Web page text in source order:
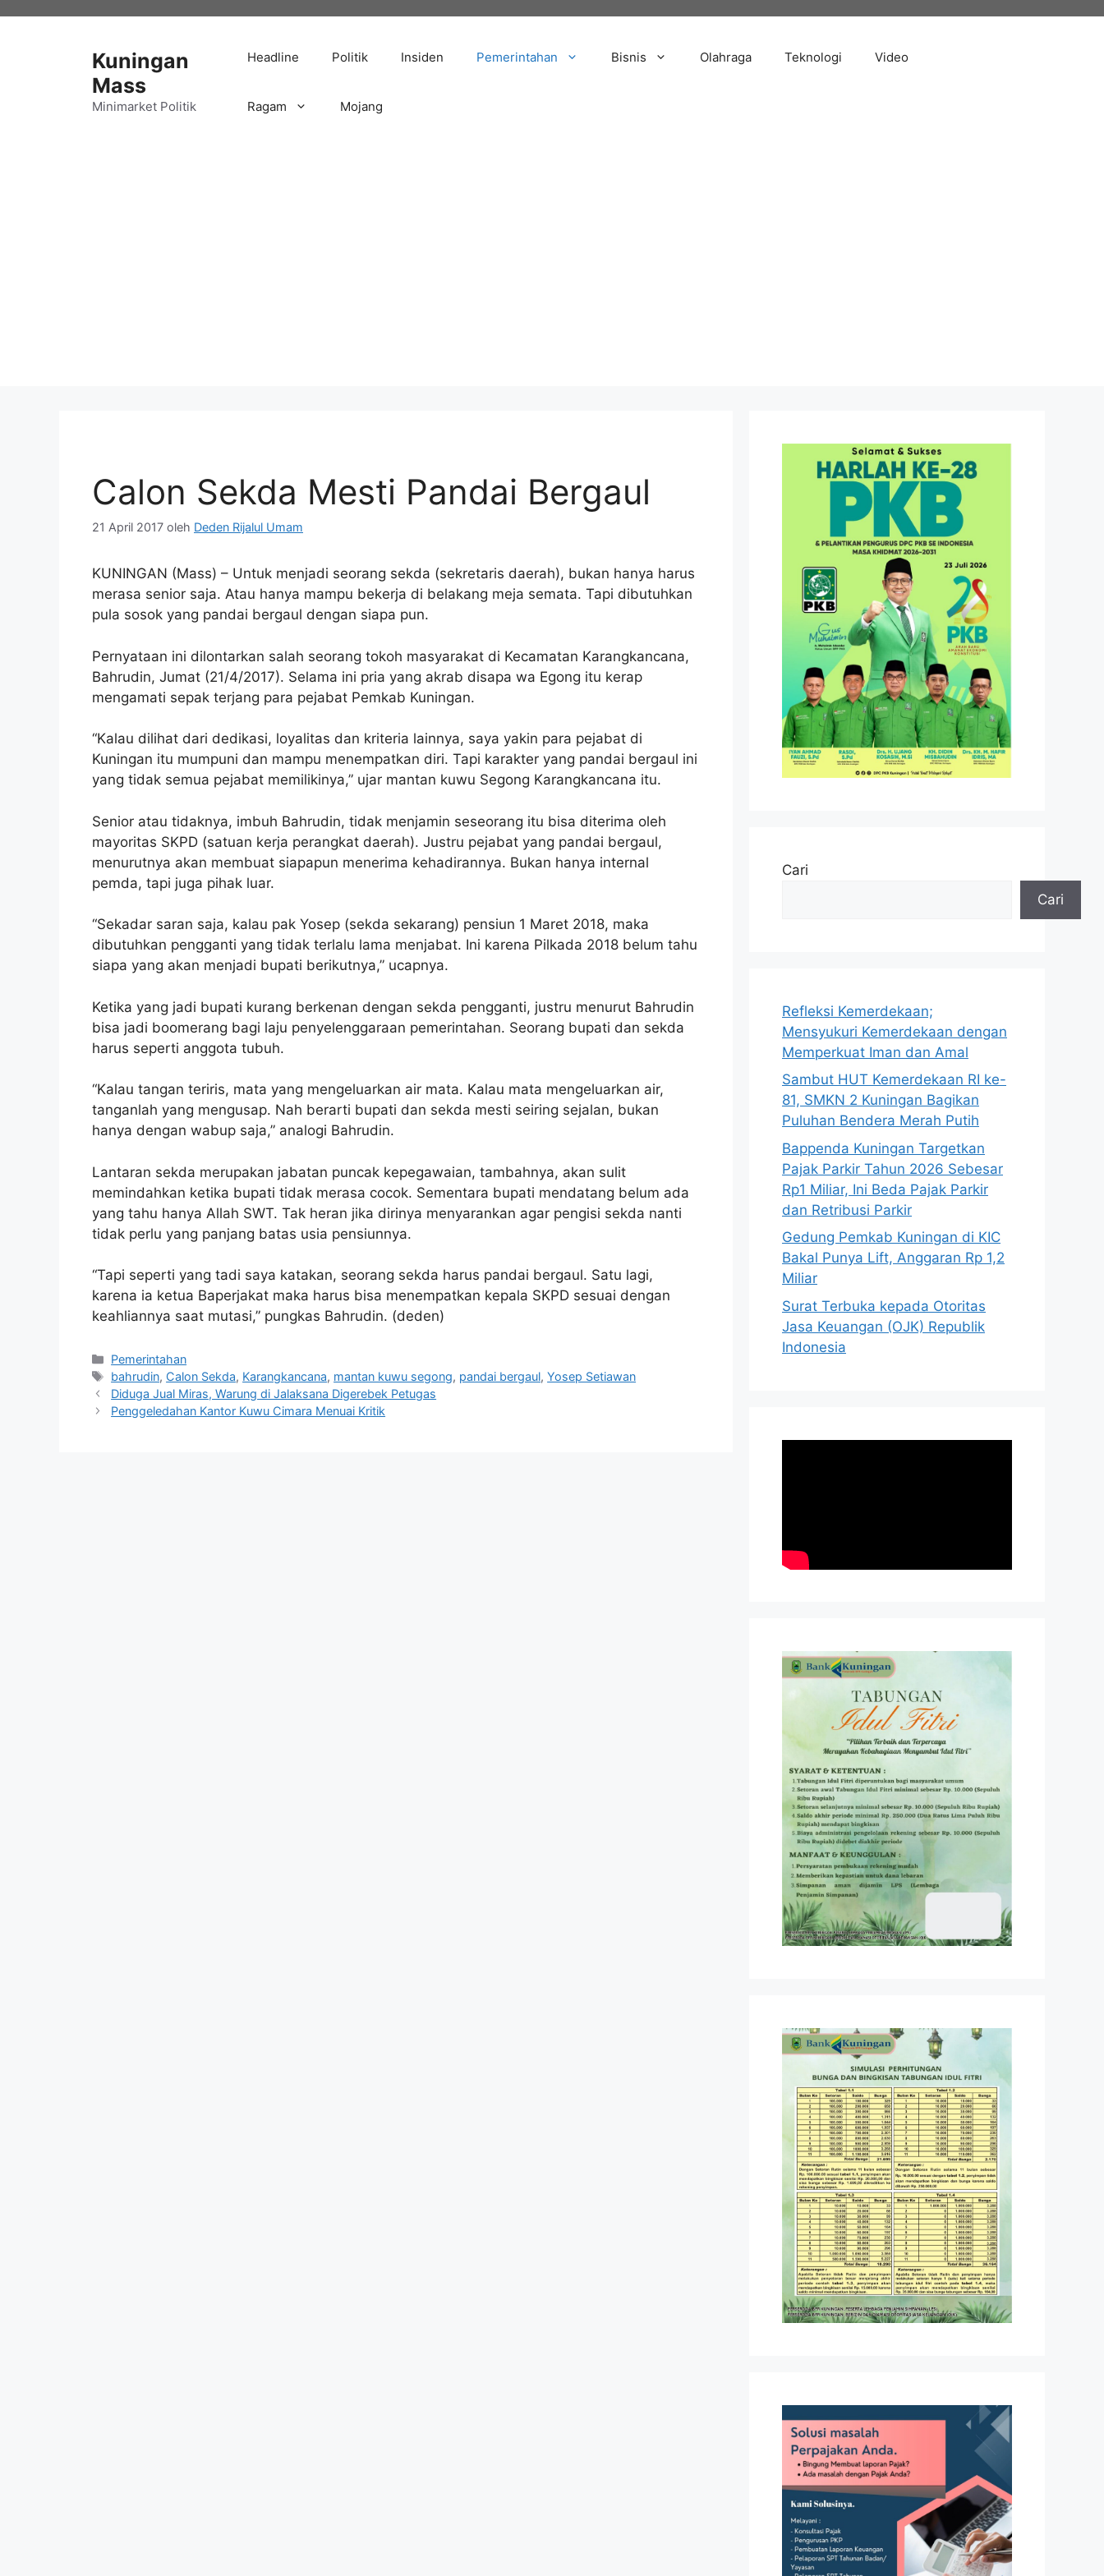
Kuningan
Mass
Minimarket Politik
Headline Politik Insiden Pemerintahan Bisnis Olahraga Teknologi Video
Ragam Mojang
Calon Sekda Mesti Pandai Bergaul
21 April 2017 oleh Deden Rijalul Umam
KUNINGAN (Mass) – Untuk menjadi seorang sekda (sekretaris daerah), bukan hanya harus
merasa senior saja. Atau hanya mampu bekerja di belakang meja semata. Tapi dibutuhkan
pula sosok yang pandai bergaul dengan siapa pun.
Pernyataan ini dilontarkan salah seorang tokoh masyarakat di Kecamatan Karangkancana,
Bahrudin, Jumat (21/4/2017). Selama ini pria yang akrab disapa wa Egong itu kerap
mengamati sepak terjang para pejabat Pemkab Kuningan.
“Kalau dilihat dari dedikasi, loyalitas dan kriteria lainnya, saya yakin para pejabat di
Kuningan itu mumpuni dan mampu menempatkan diri. Tapi karakter yang pandai bergaul ini
yang tidak semua pejabat memilikinya,” ujar mantan kuwu Segong Karangkancana itu.
Senior atau tidaknya, imbuh Bahrudin, tidak menjamin seseorang itu bisa diterima oleh
mayoritas SKPD (satuan kerja perangkat daerah). Justru pejabat yang pandai bergaul,
menurutnya akan membuat siapapun menerima kehadirannya. Bukan hanya internal
pemda, tapi juga pihak luar.
“Sekadar saran saja, kalau pak Yosep (sekda sekarang) pensiun 1 Maret 2018, maka
dibutuhkan pengganti yang tidak terlalu lama menjabat. Ini karena Pilkada 2018 belum tahu
siapa yang akan menjadi bupati berikutnya,” ucapnya.
Ketika yang jadi bupati kurang berkenan dengan sekda pengganti, justru menurut Bahrudin
bisa jadi boomerang bagi laju penyelenggaraan pemerintahan. Seorang bupati dan sekda
harus seperti anggota tubuh.
“Kalau tangan teriris, mata yang mengeluarkan air mata. Kalau mata mengeluarkan air,
tanganlah yang mengusap. Nah berarti bupati dan sekda mesti seiring sejalan, bukan
hanya dengan wabup saja,” analogi Bahrudin.
Lantaran sekda merupakan jabatan puncak kepegawaian, tambahnya, akan sulit
memindahkan ketika bupati tidak merasa cocok. Sementara bupati mendatang belum ada
yang tahu hanya Allah SWT. Tak heran jika dirinya menyarankan agar pengisi sekda nanti
tidak perlu yang panjang batas usia pensiunnya.
“Tapi seperti yang tadi saya katakan, seorang sekda harus pandai bergaul. Satu lagi,
karena ia ketua Baperjakat maka harus bisa menempatkan kepala SKPD sesuai dengan
keahliannya saat mutasi,” pungkas Bahrudin. (deden)
Kategori
Pemerintahan
Tag
bahrudin, Calon Sekda, Karangkancana, mantan kuwu segong, pandai bergaul,Yosep Setiawan
Diduga Jual Miras, Warung di Jalaksana Digerebek Petugas
Penggeledahan Kantor Kuwu Cimara Menuai Kritik
Cari
Cari
Refleksi Kemerdekaan;
Mensyukuri Kemerdekaan dengan
Memperkuat Iman dan Amal
Sambut HUT Kemerdekaan RI ke-
81, SMKN 2 Kuningan Bagikan
Puluhan Bendera Merah Putih
Bappenda Kuningan Targetkan
Pajak Parkir Tahun 2026 Sebesar
Rp1 Miliar, Ini Beda Pajak Parkir
dan Retribusi Parkir
Gedung Pemkab Kuningan di KIC
Bakal Punya Lift, Anggaran Rp 1,2
Miliar
Surat Terbuka kepada Otoritas
Jasa Keuangan (OJK) Republik
Indonesia